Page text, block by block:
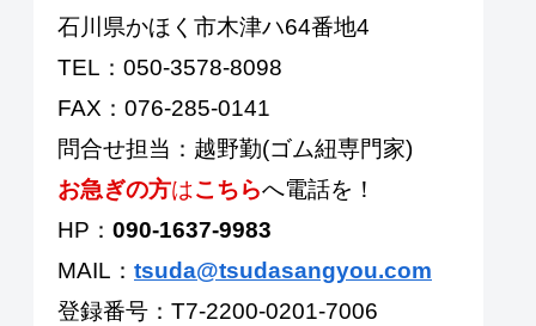
石川県かほく市木津ハ64番地4
TEL：050-3578-8098
FAX：076-285-0141
問合せ担当：越野勤(ゴム紐専門家)
お急ぎの方はこちらへ電話を！
HP： 090-1637-9983
MAIL： tsuda@tsudasangyou.com
登録番号：T7-2200-0201-7006